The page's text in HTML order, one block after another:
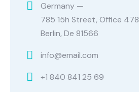
Germany —
785 15h Street, Office 478
Berlin, De 81566
info@email.com
+1 840 841 25 69